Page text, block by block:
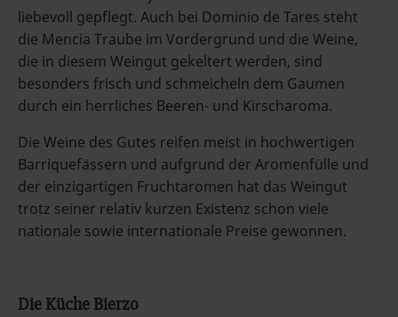
liebevoll gepflegt. Auch bei Dominio de Tares steht
die Mencia Traube im Vordergrund und die Weine,
die in diesem Weingut gekeltert werden, sind
besonders frisch und schmeicheln dem Gaumen
durch ein herrliches Beeren- und Kirscharoma.
Die Weine des Gutes reifen meist in hochwertigen
Barriquefässern und aufgrund der Aromenfülle und
der einzigartigen Fruchtaromen hat das Weingut
trotz seiner relativ kurzen Existenz schon viele
nationale sowie internationale Preise gewonnen.
Die Küche Bierzo